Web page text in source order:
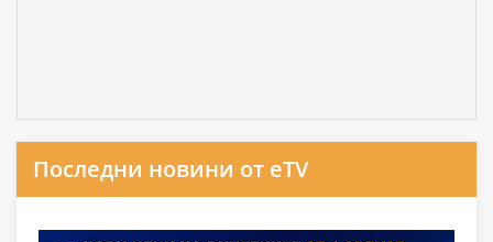
Последни новини от eTV